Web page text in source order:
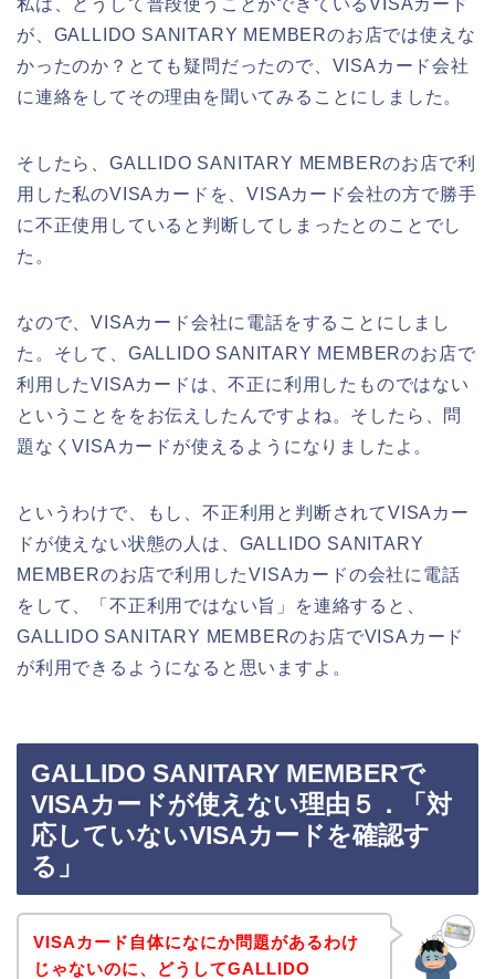
が、GALLIDO SANITARY MEMBERのお店では使えな
かったのか？とても疑問だったので、VISAカード会社
に連絡をしてその理由を聞いてみることにしました。
そしたら、GALLIDO SANITARY MEMBERのお店で利
用した私のVISAカードを、VISAカード会社の方で勝手
に不正使用していると判断してしまったとのことでし
た。
なので、VISAカード会社に電話をすることにしまし
た。そして、GALLIDO SANITARY MEMBERのお店で
利用したVISAカードは、不正に利用したものではない
ということををお伝えしたんですよね。そしたら、問
題なくVISAカードが使えるようになりましたよ。
というわけで、もし、不正利用と判断されてVISAカー
ドが使えない状態の人は、GALLIDO SANITARY
MEMBERのお店で利用したVISAカードの会社に電話
をして、「不正利用ではない旨」を連絡すると、
GALLIDO SANITARY MEMBERのお店でVISAカード
が利用できるようになると思いますよ。
GALLIDO SANITARY MEMBERで
VISAカードが使えない理由５．「対
応していないVISAカードを確認す
る」
VISAカード自体になにか問題があるわけ
じゃないのに、どうしてGALLIDO